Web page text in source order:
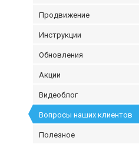
Продвижение
Инструкции
Обновления
Акции
Видеоблог
Вопросы наших клиентов
Полезное